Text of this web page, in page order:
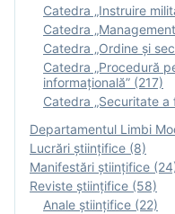
Catedra „Instruire
Catedra
Catedra „Ordine și
Catedra „Procedură
informațională” (217)
Catedra „Securitate
Departamentul Limbi
Lucrări științifice (8)
Manifestări ştiinţifice
Reviste ştiinţifice (58)
Anale ştiinţifice (22)